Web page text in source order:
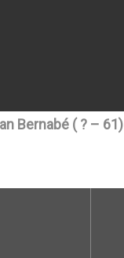
Bernabé ( ? – 61)